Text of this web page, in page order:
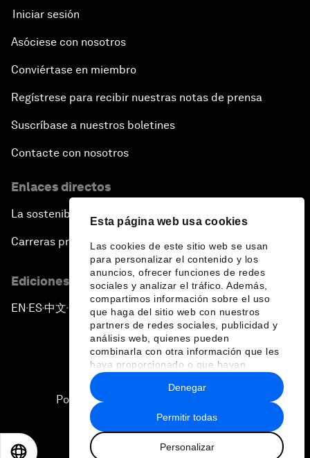
Esta página web usa cookies
Las cookies de este sitio web se usan
para personalizar el contenido y los
anuncios, ofrecer funciones de redes
sociales y analizar el tráfico. Además,
compartimos información sobre el uso
que haga del sitio web con nuestros
partners de redes sociales, publicidad y
análisis web, quienes pueden
combinarla con otra información que les
haya proporcionado o que hayan
recopilado a partir del uso que haya
hecho de sus servicios.
Permitir todas
Personalizar
Denegar
Iniciar sesión
Asóciese con nosotros
Conviértase en miembro
Regístrese para recibir nuestras notas de prensa
Suscríbase a nuestros boletines
Contacte con nosotros
Enlaces directos
La sostenibilidad en el Foro
Carreras profesionales
Ediciones en otros idiomas
EN ▪ES▪中文▪ 日本語
Política de privacidad y normas de uso
Sitemap
2026 Foro Económico Mundial